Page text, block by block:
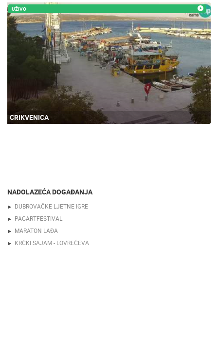
UŽIVO
CRIKVENICA
NADOLAZEĆA DOGAĐANJA
DUBROVAČKE LJETNE IGRE
PAGARTFESTIVAL
MARATON LAĐA
KRČKI SAJAM - LOVREČEVA